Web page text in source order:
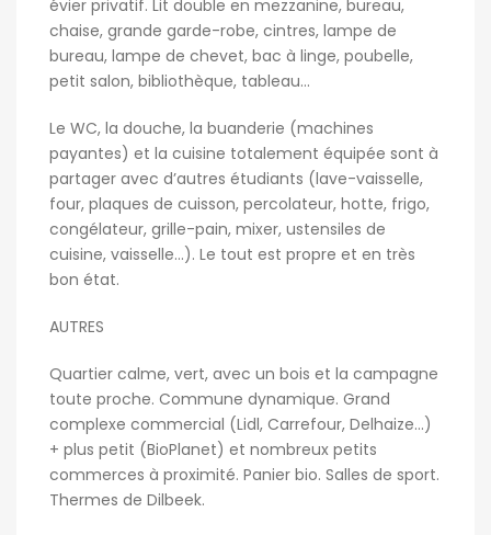
évier privatif. Lit double en mezzanine, bureau,
chaise, grande garde-robe, cintres, lampe de
bureau, lampe de chevet, bac à linge, poubelle,
petit salon, bibliothèque, tableau…
Le WC, la douche, la buanderie (machines
payantes) et la cuisine totalement équipée sont à
partager avec d’autres étudiants (lave-vaisselle,
four, plaques de cuisson, percolateur, hotte, frigo,
congélateur, grille-pain, mixer, ustensiles de
cuisine, vaisselle…). Le tout est propre et en très
bon état.
AUTRES
Quartier calme, vert, avec un bois et la campagne
toute proche. Commune dynamique. Grand
complexe commercial (Lidl, Carrefour, Delhaize…)
+ plus petit (BioPlanet) et nombreux petits
commerces à proximité. Panier bio. Salles de sport.
Thermes de Dilbeek.